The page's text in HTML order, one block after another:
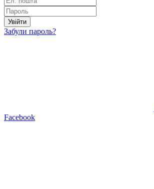
Увійти
Забули пароль?
Facebook